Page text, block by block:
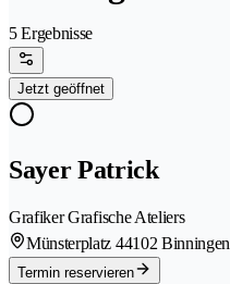
5 Ergebnisse
Jetzt geöffnet
Sayer Patrick
Grafiker Grafische Ateliers
Münsterplatz 44102 Binningen
Termin reservieren